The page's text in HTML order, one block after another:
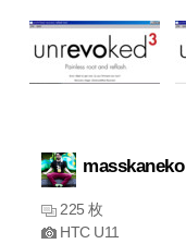
masskaneko
225 枚
HTC U11